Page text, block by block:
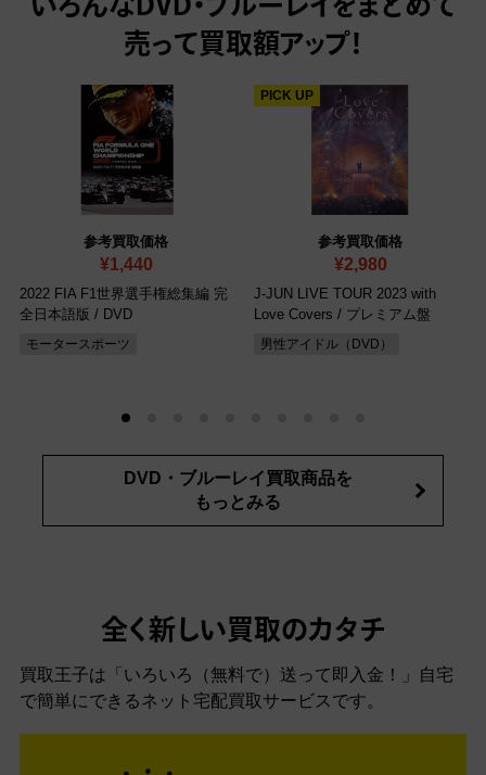
いろんなDVD・ブルーレイをまとめて
売って買取額アップ！
参考買取価格
¥1,440
2022 FIA F1世界選手権総集編 完
全日本語版 / DVD
モータースポーツ
参考買取価格
¥2,980
PICK UP
J-JUN LIVE TOUR 2023 with
Love Covers / プレミアム盤
男性アイドル（DVD）
DVD・ブルーレイ買取商品を
もっとみる
全く新しい買取のカタチ
買取王子は「いろいろ（無料で）送って即入金！」自宅
で簡単にできるネット宅配買取サービスです。